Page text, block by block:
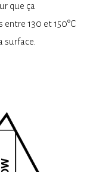
que ça
130 et 150°C
surface.